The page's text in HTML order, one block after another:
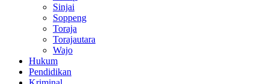
Sinjai
Soppeng
Toraja
Torajautara
Wajo
Hukum
Pendidikan